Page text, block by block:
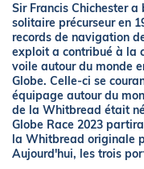
Sir Francis Chichester
solitaire précurseur en
records de navigation
exploit a contribué à la
voile autour du monde
Globe. Celle-ci se
équipage autour du
de la Whitbread était
Globe Race 2023
la Whitbread originale
Aujourd'hui, les trois